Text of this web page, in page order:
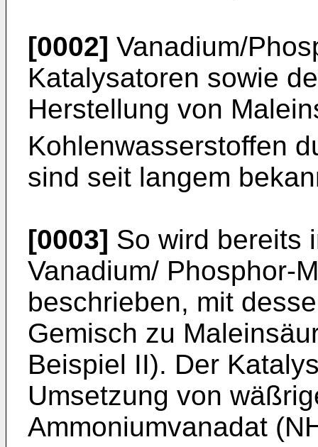
[0002] Vanadium/
Katalysatoren sowie
Herstellung von
Kohlenwasserstoffen
sind seit langem
[0003] So wird bereits
Vanadium/ Phosphor-
beschrieben, mit
Gemisch zu
Beispiel II). Der
Umsetzung von
Ammoniumvanadat